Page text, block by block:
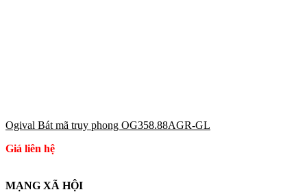
Ogival Bát mã truy phong OG358.88AGR-GL
Giá liên hệ
MẠNG XÃ HỘI